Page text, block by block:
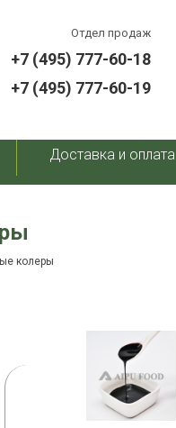
Отдел продаж
+7 (495) 777-60-18
+7 (495) 777-60-19
Доставка и оплата
колеры